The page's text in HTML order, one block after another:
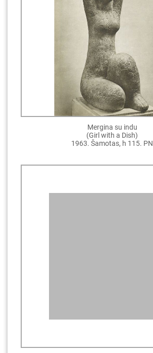
Mergina su indu
(Girl with a Dish)
1963. Šamotas, h 115. PN